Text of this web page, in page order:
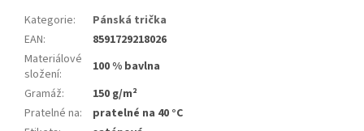
Kategorie:
Pánská trička
EAN:
8591729218026
Materiálové
složení:
100 % bavlna
Gramáž:
150 g/m²
Pratelné na:
pratelné na 40 °C